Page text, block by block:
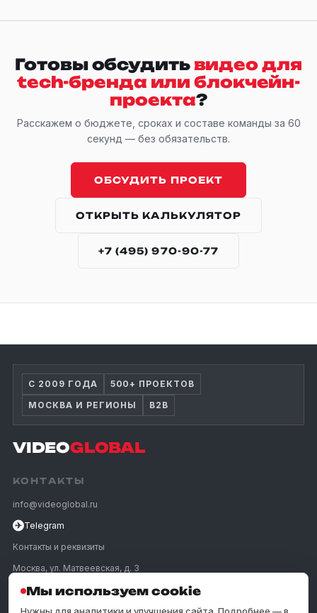
Готовы обсудитьвидео для
tech-бренда или блокчейн-
проекта?
Расскажем о бюджете, сроках и составе команды за 60
секунд — без обязательств.
ОБСУДИТЬ ПРОЕКТ
ОТКРЫТЬ КАЛЬКУЛЯТОР
+7 (495) 970-90-77
С 2009 ГОДА
500+ ПРОЕКТОВ
МОСКВА И РЕГИОНЫ
B2B
VIDEOGLOBAL
КОНТАКТЫ
info@videoglobal.ru
✈ Telegram
Контакты и реквизиты
Москва, ул. Матвеевская, д. 3
Мы используем cookie